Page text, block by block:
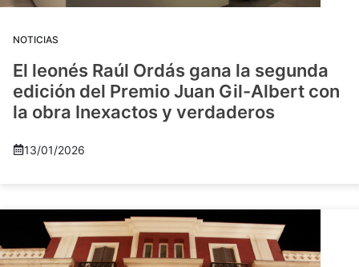
NOTICIAS
El leonés Raúl Ordás gana la segunda
edición del Premio Juan Gil-Albert con
la obra Inexactos y verdaderos
13/01/2026